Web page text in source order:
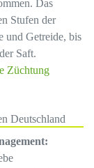
Das
Stufen der
und Getreide, bis
Saft.
Züchtung
Deutschland